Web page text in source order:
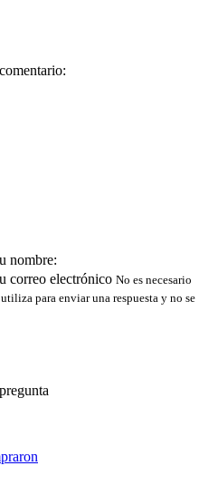
nombre:
correo electrónico No es necesario
para enviar una respuesta y no se